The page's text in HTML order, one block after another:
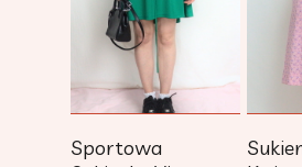
Sportowa